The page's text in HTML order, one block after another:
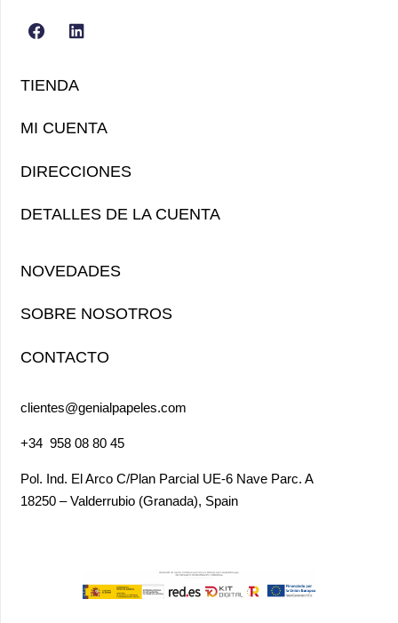
TIENDA
MI CUENTA
DIRECCIONES
DETALLES DE LA CUENTA
NOVEDADES
SOBRE NOSOTROS
CONTACTO
clientes@genialpapeles.com
+34 958 08 80 45
Pol. Ind. El Arco C/Plan Parcial UE-6 Nave Parc. A
18250 – Valderrubio (Granada), Spain